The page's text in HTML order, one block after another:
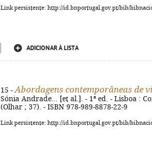
Link persistente: http://id.bnportugal.gov.pt/bib/
ADICIONAR À LISTA
15 - Abordagens contemporâneas de
Sónia Andrade... [et al.]. - 1ª ed. - Lisboa :
(Olhar ; 37). - ISBN 978-989-8878-22-9
Link persistente: http://id.bnportugal.gov.pt/bib/